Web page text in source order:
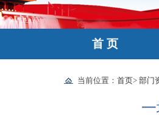
首 页
当前位置： 首页> 部门